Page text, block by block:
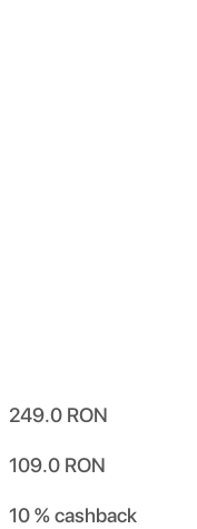
249.0 RON
109.0 RON
10 %cashback